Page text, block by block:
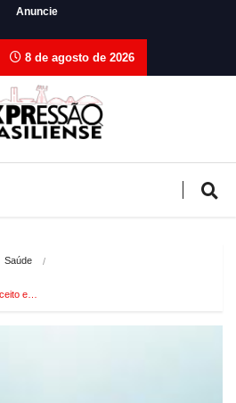
Anuncie
8 de agosto de 2026
Saúde
e…